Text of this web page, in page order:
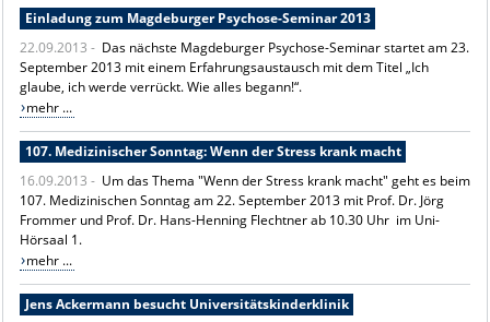
Einladung zum Magdeburger Psychose-Seminar 2013
22.09.2013 - Das nächste Magdeburger Psychose-Seminar startet am 23.
September 2013 mit einem Erfahrungsaustausch mit dem Titel „Ich
glaube, ich werde verrückt. Wie alles begann!“.
mehr ...
107. Medizinischer Sonntag: Wenn der Stress krank macht
16.09.2013 - Um das Thema "Wenn der Stress krank macht" geht es beim
107. Medizinischen Sonntag am 22. September 2013 mit Prof. Dr. Jörg
Frommer und Prof. Dr. Hans-Henning Flechtner ab 10.30 Uhr im Uni-
Hörsaal 1.
mehr ...
Jens Ackermann besucht Universitätskinderklinik